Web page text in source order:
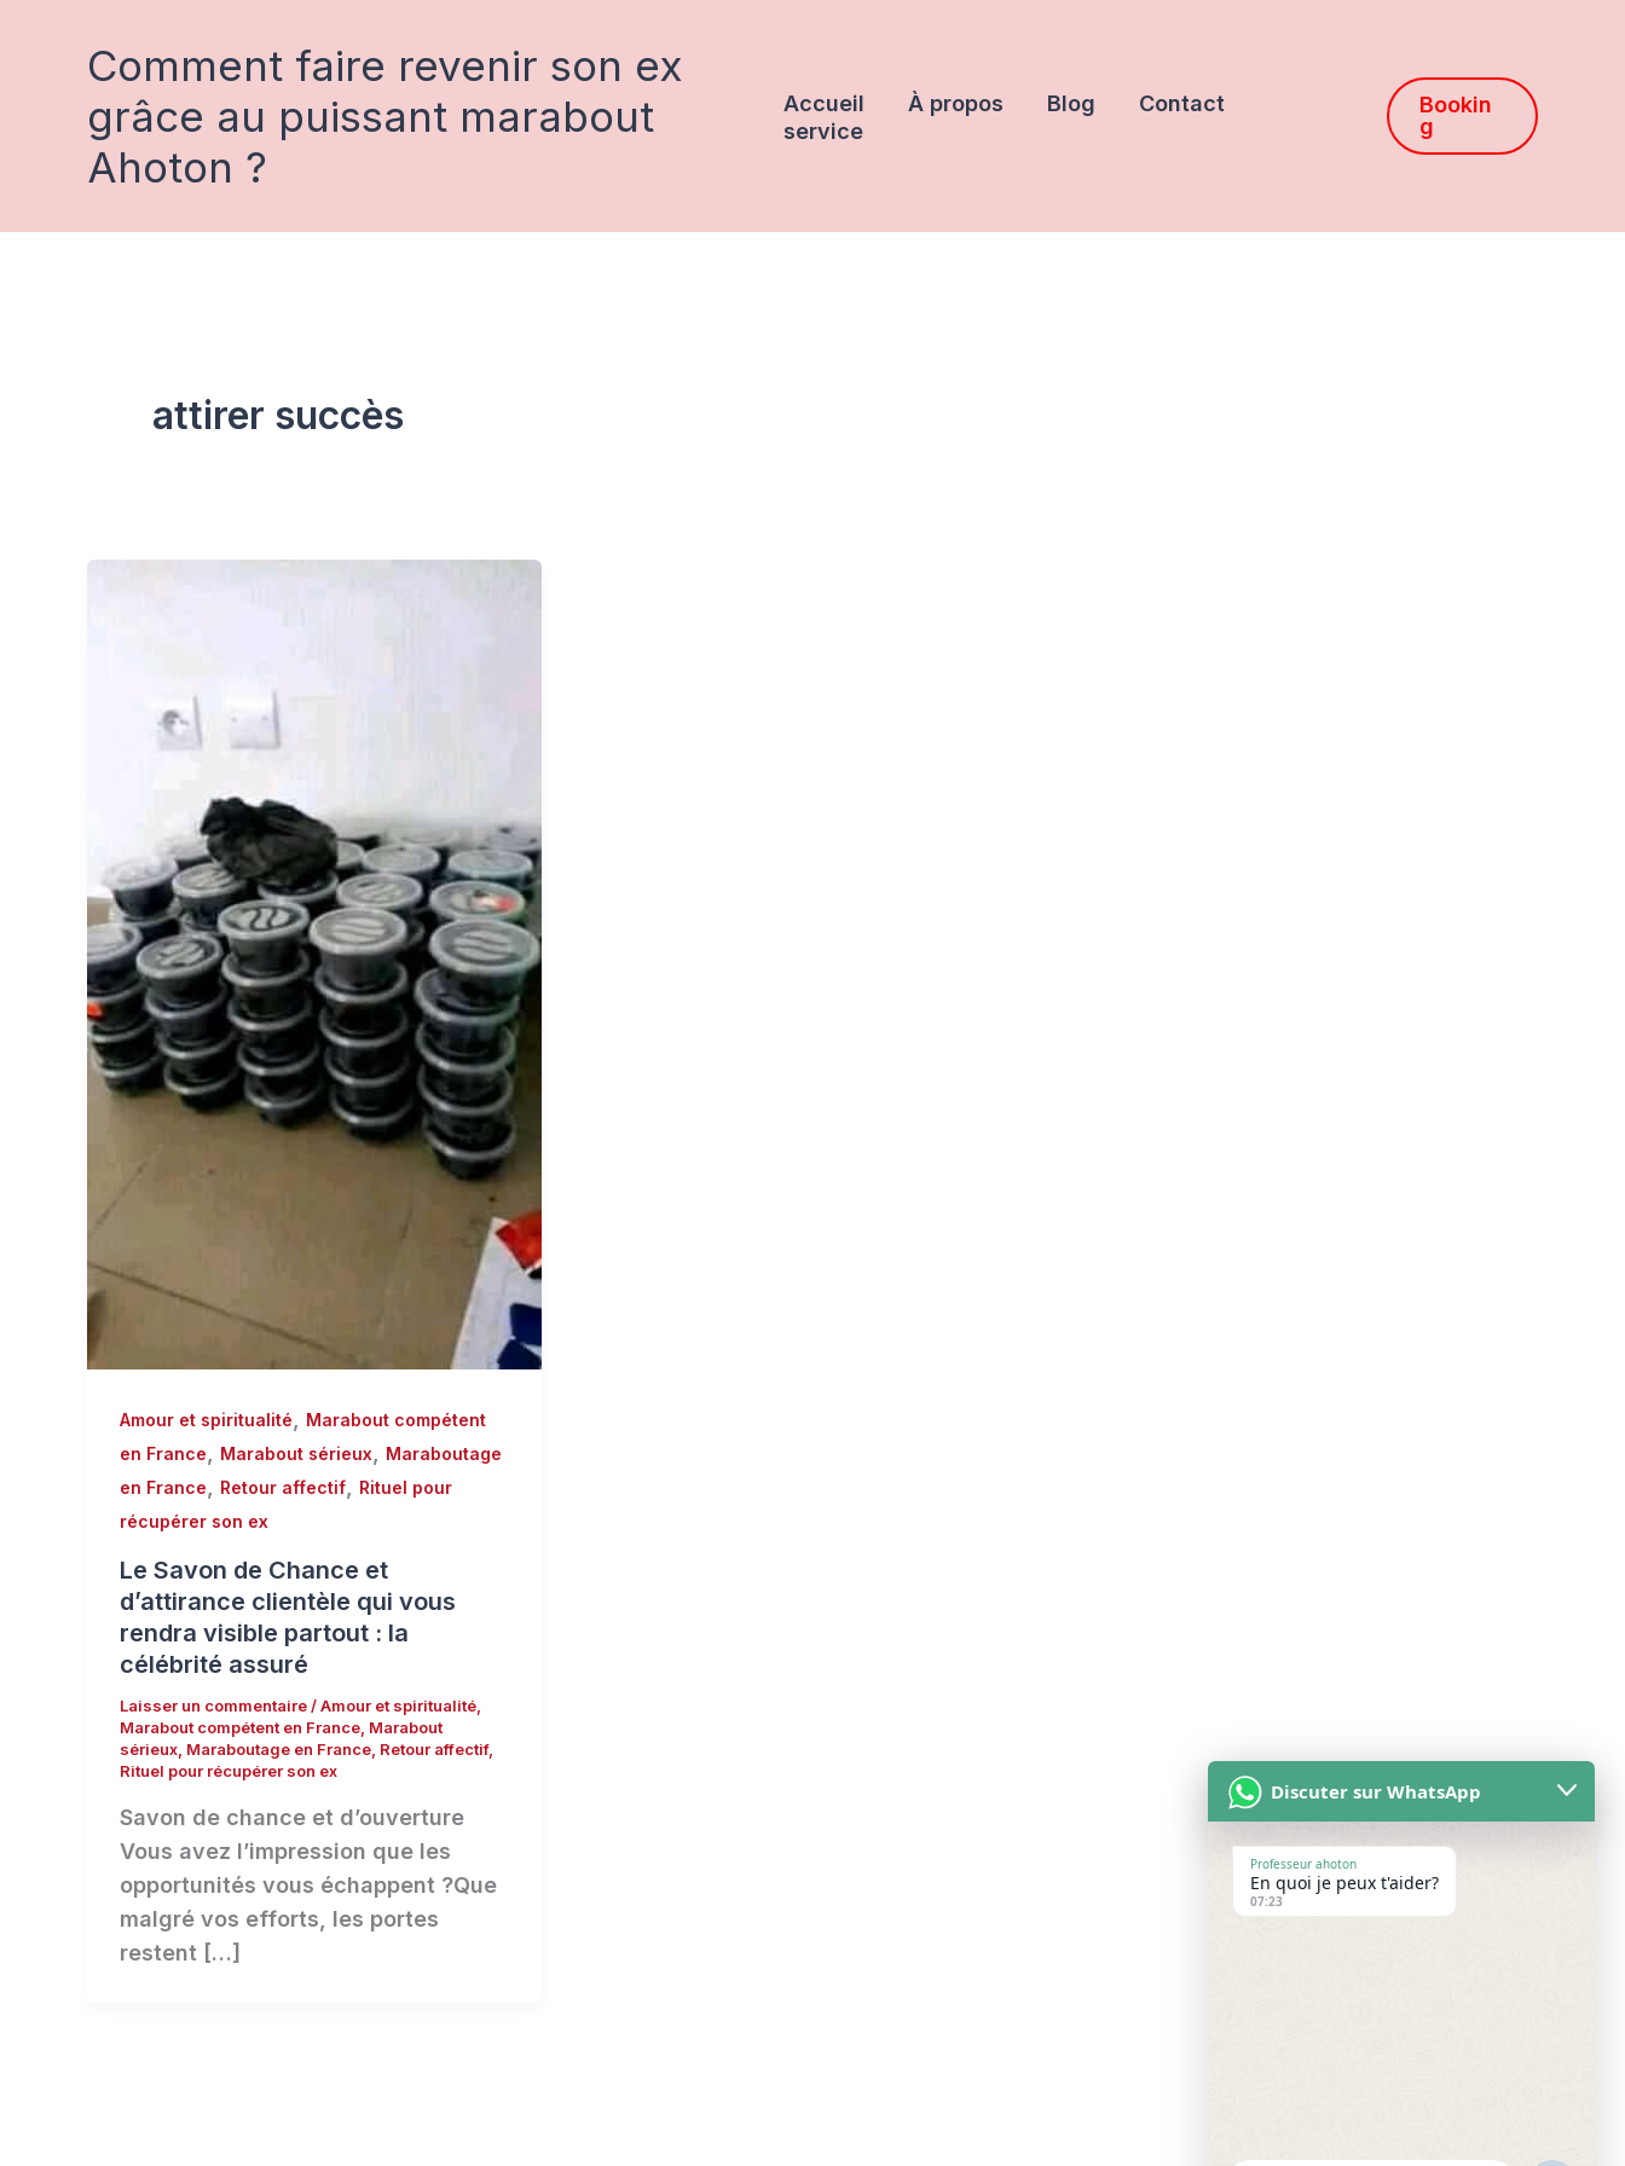
Comment faire revenir son ex
grâce au puissant marabout
Ahoton ?
Accueil À propos Blog
Contact
service
Bookin
g
attirer succès
Amour et spiritualité
Marabout compétent
en France
Marabout sérieux
Maraboutage
en France
Retour affectif
Rituel pour
récupérer son ex
Le Savon de Chance et
d’attirance clientèle qui vous
rendra visible partout : la
célébrité assuré
Laisser un commentaire /Amour et spiritualité
Marabout compétent en France Marabout
sérieux Maraboutage en France Retour affectif,
Rituel pour récupérer son ex
Savon de chance et d’ouverture
Vous avez l’impression que les
opportunités vous échappent ?Que
malgré vos efforts, les portes
restent […]
Discuter sur WhatsApp
Professeur ahoton
En quoi je peux t'aider?
07:23